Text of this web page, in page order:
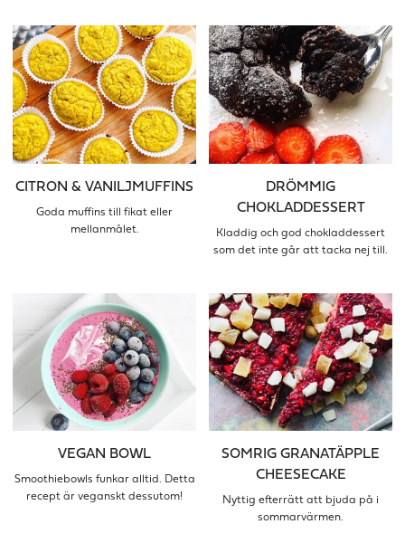
CITRON & VANILJMUFFINS
Goda muffins till fikat eller
mellanmålet.
DRÖMMIG
CHOKLADDESSERT
Kladdig och god chokladdessert
som det inte går att tacka nej till.
VEGAN BOWL
Smoothiebowls funkar alltid. Detta
recept är veganskt dessutom!
SOMRIG GRANATÄPPLE
CHEESECAKE
Nyttig efterrätt att bjuda på i
sommarvärmen.